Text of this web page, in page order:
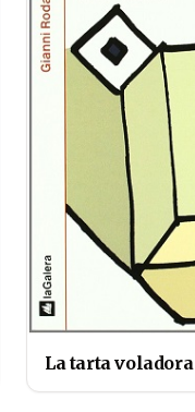
La tarta voladora